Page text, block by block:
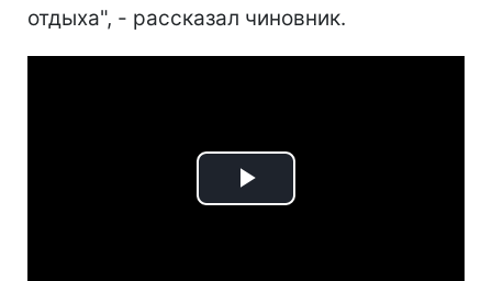
отдыха", - рассказал чиновник.
Play